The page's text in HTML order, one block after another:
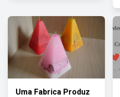
Uma Fabrica Produz